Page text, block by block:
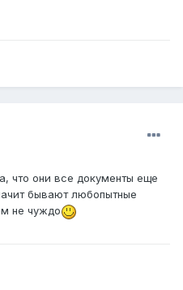
что они все документы еще
бывают любопытные
не чуждо